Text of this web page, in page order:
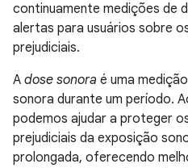
continuamente medições de
alertas para usuários sobre
prejudiciais.
A dose sonora é uma
sonora durante um período.
podemos ajudar a proteger
prejudiciais da exposição
prolongada, oferecendo